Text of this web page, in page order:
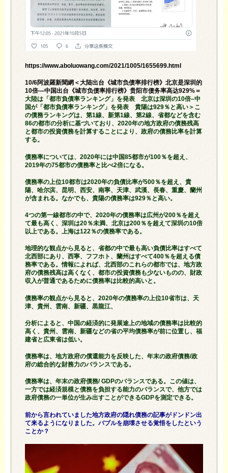
https://www.aboluowang.com/2021/1005/1655699.html
10/6阿波羅新聞網＜大陆出台《城市负债率排行榜》北京是深圳的
10倍—中国出台《城市负债率排行榜》贵阳市债务率高达929%＝
大陸は「都市負債率ランキング」を発表 北京は深圳の10倍–中
国が「都市負債率ランキング」を発表 貴陽は929％と高い＞こ
の債務ランキングは、第1線、新第1線、第2線、省都などを含む
86の都市の分析に基づいており、2020年の地方政府の債務残高
と都市の投資債務を計算することにより、政府の債務比率を計算
する。
債務率については、2020年には中国85都市が100％を超え、
2019年の75都市の債務率と比べ2倍になる。
債務率の上位10都市は2020年の負債比率が500％を超え、貴
陽、哈尔滨、昆明、西安、南寧、天津、武漢、長春、重慶、蘭州
が含まれる。なかでも、貴陽の債務率は929％と高い。
4つの第一線都市の中で、2020年の債務率は広州が200％を超え
て最も高く、深圳は20％未満、北京は200％を超えて深圳の10倍
以上である。上海は122％の債務率である。
地理的な観点から見ると、省都の中で最も高い負債比率はすべて
北西部にあり、西寧、フフホト、蘭州はすべて400％を超える債
務率である。情報によれば、北西部のこれらの都市では、地方政
府の債務残高は高くなく、都市の投資債務も少ないものの、財政
収入が普通であるために債務率は比較的高いと。
債務率の観点から見ると、2020年の債務率の上位10省市は、天
津、貴州、雲南、新疆、黒龍江、
分析によると、中国の経済的に発展途上の地域の債務率は比較的
高く、貴州、雲南、新疆などの省の平均債務率が前に位置し、福
建省と広東省は低い。
債務率は、地方政府の償還能力を反映した、年末の政府債務/政
府の総合的な財務力のバランスである。
債務率は、年末の政府債務/ GDPのバランスである。この値は、
一方では経済規模と債務を負担する能力のバランスで、他方では
政府債務の一単位が生み出すことができるGDPを測定できる。
前から言われていました地方政府の隠れ債務の記事がドンドン出
て来るようになりました。バブルを崩壊させる覚悟をしたという
ことか？